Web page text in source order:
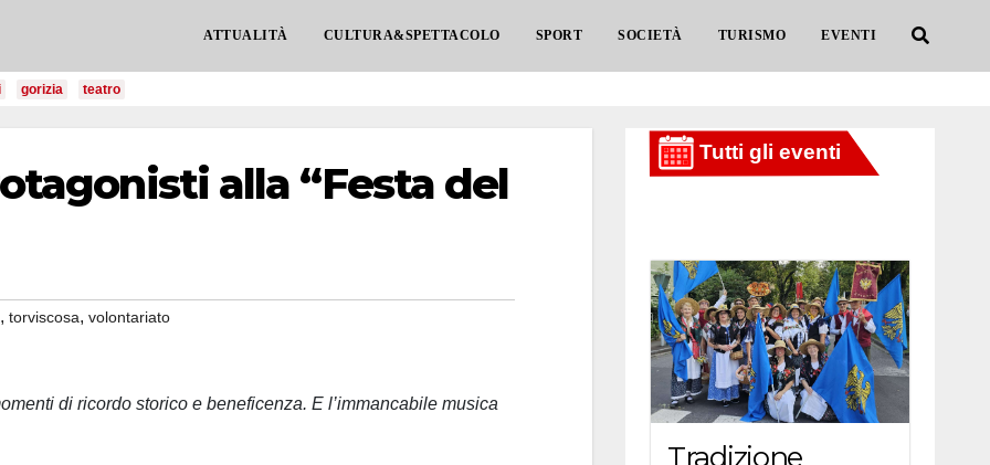
ATTUALITÀ CULTURA&SPETTACOLO SPORT SOCIETÀ TURISMO EVENTI
gorizia teatro
alla “Festa del
, torviscosa, volontariato
di ricordo storico e beneficenza. E l’immancabile musica
Tradizione